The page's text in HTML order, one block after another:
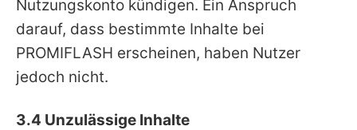
Nutzungskonto kündigen. Ein Anspruch
darauf, dass bestimmte Inhalte bei
PROMIFLASH erscheinen, haben Nutzer
jedoch nicht.
3.4 Unzulässige Inhalte